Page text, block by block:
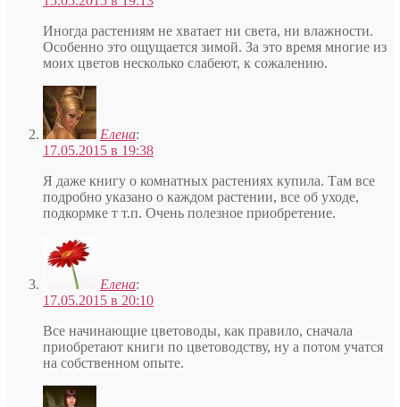
Иногда растениям не хватает ни света, ни влажности.
Особенно это ощущается зимой. За это время многие из
моих цветов несколько слабеют, к сожалению.
Елена:
17.05.2015 в 19:38
Я даже книгу о комнатных растениях купила. Там все
подробно указано о каждом растении, все об уходе,
подкормке т т.п. Очень полезное приобретение.
Елена:
17.05.2015 в 20:10
Все начинающие цветоводы, как правило, сначала
приобретают книги по цветоводству, ну а потом учатся
на собственном опыте.